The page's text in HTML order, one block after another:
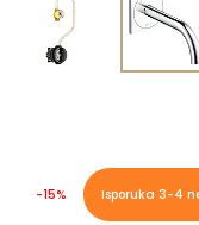
-15% Isporuka 3-4